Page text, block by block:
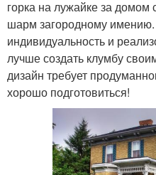
горка на лужайке за домом
шарм загородному
индивидуальность и
лучше создать клумбу
дизайн требует
хорошо подготовиться!